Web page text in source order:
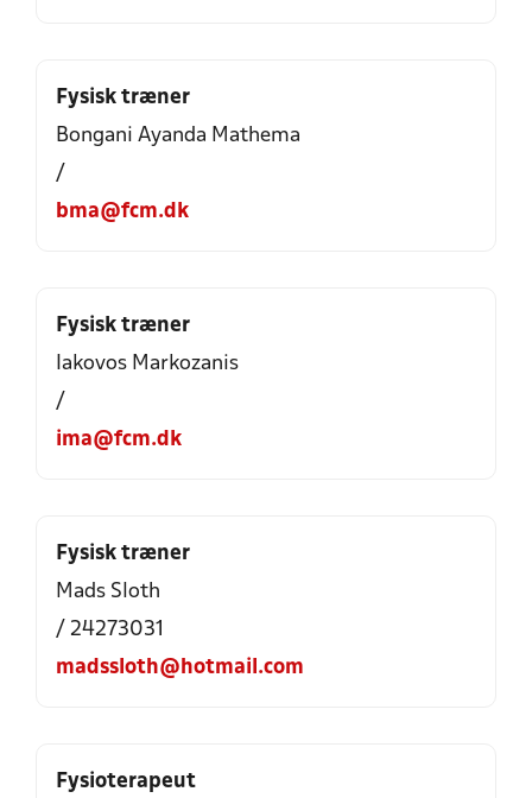
Fysisk træner
Bongani Ayanda Mathema
/
bma@fcm.dk
Fysisk træner
Iakovos Markozanis
/
ima@fcm.dk
Fysisk træner
Mads Sloth
/ 24273031
madssloth@hotmail.com
Fysioterapeut